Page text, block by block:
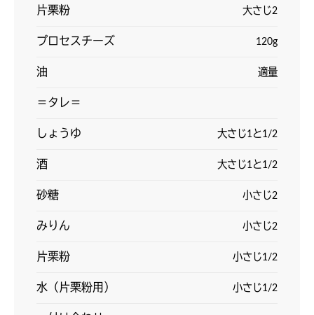
️片栗粉 大さじ2
プロセスチーズ 120g
油 適量
＝タレ＝
️しょうゆ 大さじ1と1/2
酒 大さじ1と1/2
砂糖 小さじ2
みりん 小さじ2
片栗粉 小さじ1/2
水（片栗粉用） 小さじ1/2